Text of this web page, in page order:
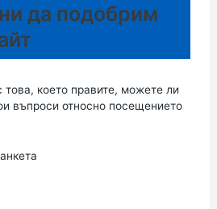
да подобрим
което правите, можете ли
въпроси относно посещението